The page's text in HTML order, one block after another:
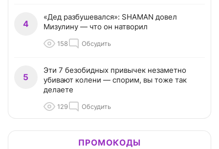
4
«Дед разбушевался»: SHAMAN довел
Мизулину — что он натворил
158 Обсудить
5
Эти 7 безобидных привычек незаметно
убивают колени — спорим, вы тоже так
делаете
129 Обсудить
ПРОМОКОДЫ